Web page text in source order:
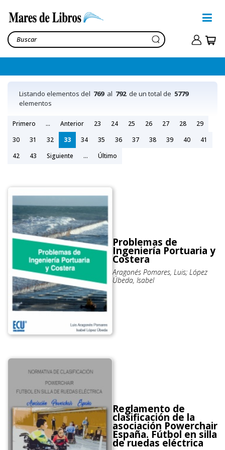
Listando elementos del 769al 792de un total de 5779
elementos
Primero ... Anterior 23 24 25 26 27 28
29
30
31 32 33 34 35 36 37 38 39 40
41
42
43 Siguiente ... Último
Problemas de
Ingeniería Portuaria y
Costera
Aragonés Pomares, Luis; López
Úbeda, Isabel
Reglamento de
clasificación de la
asociación Powerchair
España. Fútbol en silla
de ruedas eléctrica